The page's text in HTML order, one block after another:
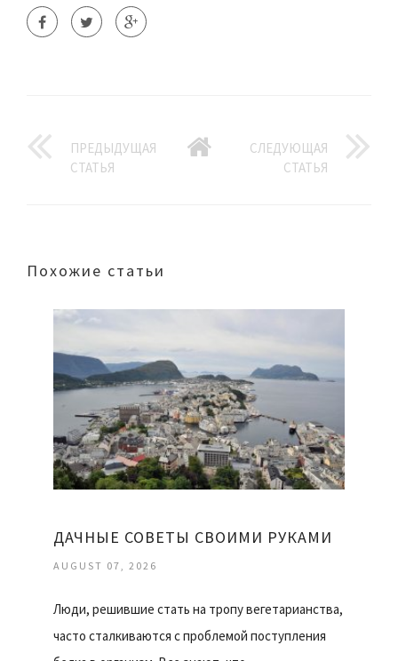
ПРЕДЫДУЩАЯ
СТАТЬЯ
СЛЕДУЮЩАЯ
СТАТЬЯ
Похожие статьи
ДАЧНЫЕ СОВЕТЫ СВОИМИ РУКАМИ
AUGUST 07, 2026
Люди, решившие стать на тропу вегетарианства,
часто сталкиваются с проблемой поступления